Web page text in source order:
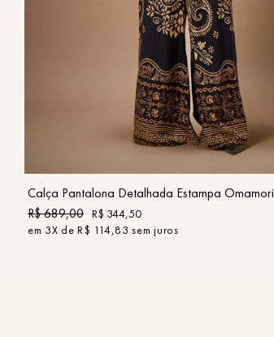
38 40 42 44 46
Calça Pantalona Detalhada Estampa Omamori
R$689,00 R$ 344,50
em 3X deR$ 114,83 sem juros